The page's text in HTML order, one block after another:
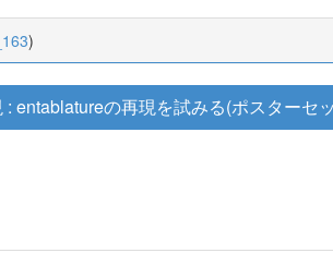
)
entablatureの再現を試みる(ポスターセ